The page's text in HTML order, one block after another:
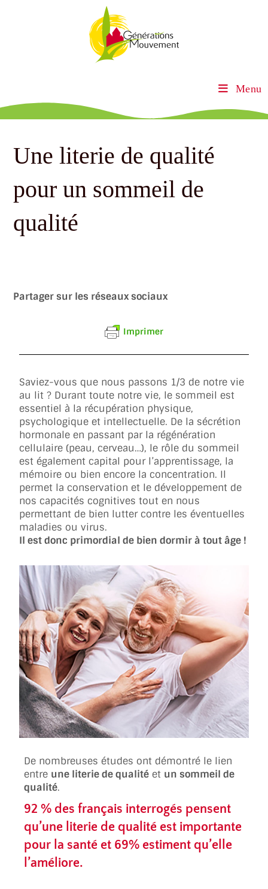
Menu
Une literie de qualité
pour un sommeil de
qualité
Partager sur les réseaux sociaux
Imprimer
Saviez-vous que nous passons 1/3 de notre vie
au lit ? Durant toute notre vie, le sommeil est
essentiel à la récupération physique,
psychologique et intellectuelle. De la sécrétion
hormonale en passant par la régénération
cellulaire (peau, cerveau…), le rôle du sommeil
est également capital pour l’apprentissage, la
mémoire ou bien encore la concentration. Il
permet la conservation et le développement de
nos capacités cognitives tout en nous
permettant de bien lutter contre les éventuelles
maladies ou virus.
Il est donc primordial de bien dormir à tout âge !
De nombreuses études ont démontré le lien
entre une literie de qualité et un sommeil de
qualité.
92 % des français interrogés pensent
qu’une literie de qualité est importante
pour la santé et 69% estiment qu’elle
l’améliore.